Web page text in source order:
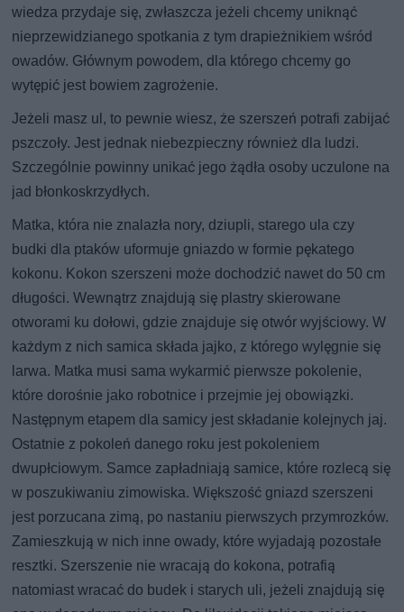
wiedza przydaje się, zwłaszcza jeżeli chcemy uniknąć
nieprzewidzianego spotkania z tym drapieżnikiem wśród
owadów. Głównym powodem, dla którego chcemy go
wytępić jest bowiem zagrożenie.
Jeżeli masz ul, to pewnie wiesz, że szerszeń potrafi zabijać
pszczoły. Jest jednak niebezpieczny również dla ludzi.
Szczególnie powinny unikać jego żądła osoby uczulone na
jad błonkoskrzydłych.
Matka, która nie znalazła nory, dziupli, starego ula czy
budki dla ptaków uformuje gniazdo w formie pękatego
kokonu. Kokon szerszeni może dochodzić nawet do 50 cm
długości. Wewnątrz znajdują się plastry skierowane
otworami ku dołowi, gdzie znajduje się otwór wyjściowy. W
każdym z nich samica składa jajko, z którego wylęgnie się
larwa. Matka musi sama wykarmić pierwsze pokolenie,
które dorośnie jako robotnice i przejmie jej obowiązki.
Następnym etapem dla samicy jest składanie kolejnych jaj.
Ostatnie z pokoleń danego roku jest pokoleniem
dwupłciowym. Samce zapładniają samice, które rozlecą się
w poszukiwaniu zimowiska. Większość gniazd szerszeni
jest porzucana zimą, po nastaniu pierwszych przymrozków.
Zamieszkują w nich inne owady, które wyjadają pozostałe
resztki. Szerszenie nie wracają do kokona, potrafią
natomiast wracać do budek i starych uli, jeżeli znajdują się